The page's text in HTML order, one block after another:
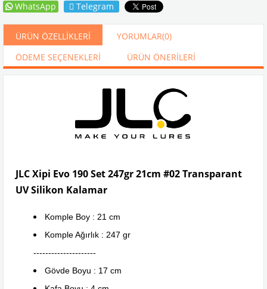
WhatsApp Telegram
ÜRÜN ÖZELLIKLERI YORUMLAR(0)
ÖDEME SEÇENEKLERI
ÜRÜN ÖNERILERI
JLC Xipi Evo 190 Set 247gr 21cm #02 Transparant
UV Silikon Kalamar
Komple Boy : 21 cm
Komple Ağırlık : 247 gr
---------------------
Gövde Boyu : 17 cm